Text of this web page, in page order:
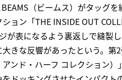
BEAMS（ビームス）がタッグ
ョン「THE INSIDE OUT
が表になるよう裏返しで縫製
きな反響があったという。
アンド・ハーフ コレクション